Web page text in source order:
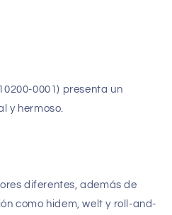
0001) presenta un
y hermoso.
diferentes, además de
como hidem, welt y roll-and-